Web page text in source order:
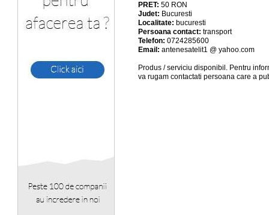
PRET: 50 RON
Judet: Bucuresti
Localitate: bucuresti
Persoana contact: transport
Telefon: 0724285600
Email: antenesatelit1 @ yahoo.com
Produs / serviciu disponibil . Pentru
va rugam contactati persoana care a